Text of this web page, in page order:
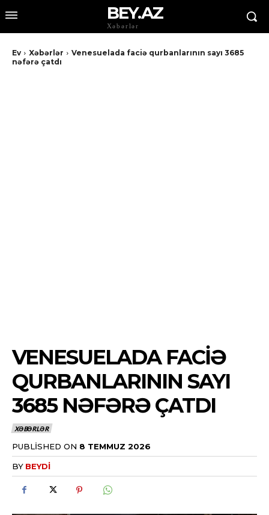
BEY.AZ
Xəbərlər
Ev Xəbərlər
Venesuelada faciə qurbanlarının sayı 3685
nəfərə çatdı
VENESUELADA FACIƏ
QURBANLARININ SAYI
3685 NƏFƏRƏ ÇATDI
XƏBƏRLƏR
PUBLISHED ON 8 TEMMUZ 2026
BY BEYDI